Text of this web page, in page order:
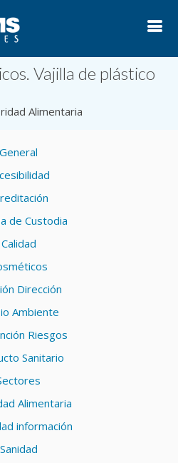
Vajilla de plástico
Alimentaria
General
de Custodia
Calidad
Dirección
Ambiente
Riesgos
Sanitario
Alimentaria
información
Sanidad